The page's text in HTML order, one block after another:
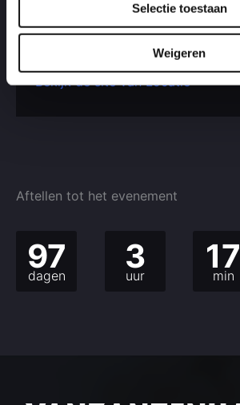
Selectie toestaan
Weigeren
Nieuw-Vennep
Bekijk de site van Locatie
Aftellen tot het evenement
97
dagen 3
uur 17
min